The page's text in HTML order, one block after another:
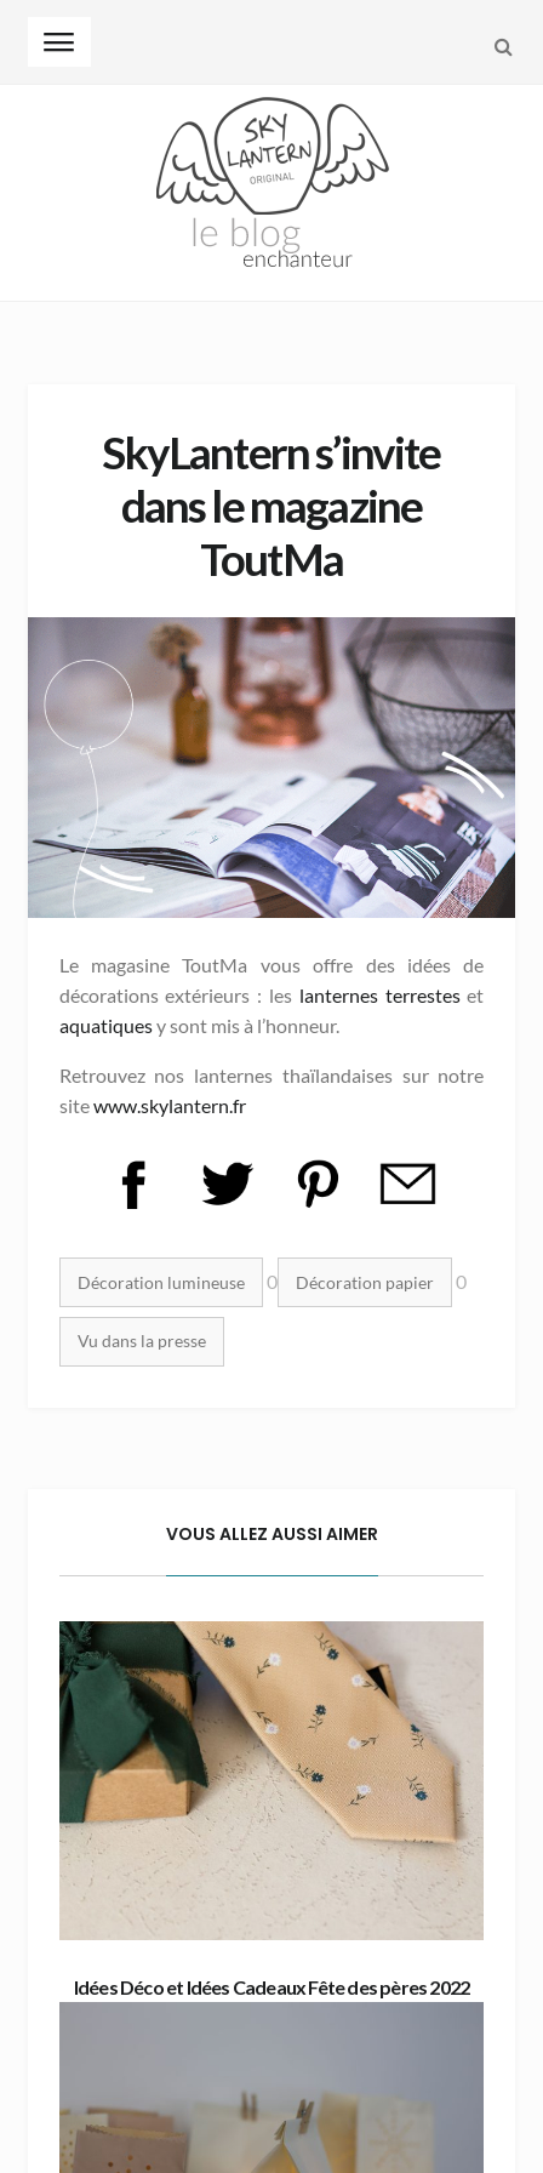
SkyLantern s’invite
dans le magazine
ToutMa
Le magasine ToutMa vous offre des idées de
décorations extérieurs : les lanternes terresteset
aquatiquesy sont mis à l’honneur.
Retrouvez nos lanternes thaïlandaises sur notre
sitewww.skylantern.fr
Mots clés :
Décoration lumineuse 0 Décoration papier 0
Vu dans la presse
VOUS ALLEZ AUSSI AIMER
Idées Déco et Idées Cadeaux Fête des pères 2022